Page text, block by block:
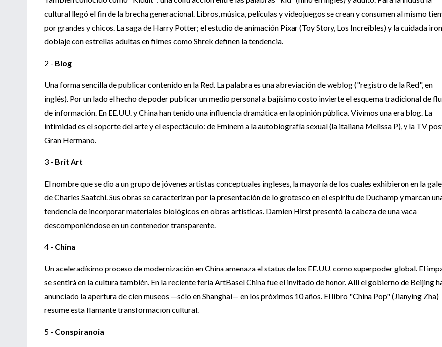
cultural llegó el fin de la brecha generacional. Libros, música, películas y videojuegos se crean y consumen al mismo
por grandes y chicos. La saga de Harry Potter; el estudio de animación Pixar (Toy Story, Los Increíbles) y la cuidada
doblaje con estrellas adultas en filmes como Shrek definen la tendencia.
2 - Blog
Una forma sencilla de publicar contenido en la Red. La palabra es una abreviación de weblog ("registro de la Red", en
inglés). Por un lado el hecho de poder publicar un medio personal a bajísimo costo invierte el esquema tradicional de
de información. En EE.UU. y China han tenido una influencia dramática en la opinión pública. Vivimos una era blog. La
intimidad es el soporte del arte y el espectáculo: de Eminem a la autobiografía sexual (la italiana Melissa P), y la TV
Gran Hermano.
3 - Brit Art
El nombre que se dio a un grupo de jóvenes artistas conceptuales ingleses, la mayoría de los cuales exhibieron en la
de Charles Saatchi. Sus obras se caracterizan por la presentación de lo grotesco en el espíritu de Duchamp y marcan
tendencia de incorporar materiales biológicos en obras artísticas. Damien Hirst presentó la cabeza de una vaca
descomponiéndose en un contenedor transparente.
4 - China
Un aceleradísimo proceso de modernización en China amenaza el status de los EE.UU. como superpoder global. El
se sentirá en la cultura también. En la reciente feria ArtBasel China fue el invitado de honor. Allí el gobierno de Beijing
anunciado la apertura de cien museos —sólo en Shanghai— en los próximos 10 años. El libro "China Pop" (Jianying Zha)
resume esta flamante transformación cultural.
5 - Conspiranoia